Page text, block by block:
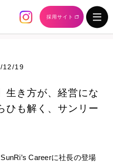
採用サイト
12/19
生き方が、経営にな
ひも解く、サンリー
Careerに社長の登場